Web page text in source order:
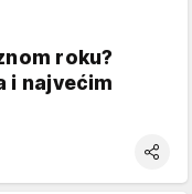
roku?
i najvećim